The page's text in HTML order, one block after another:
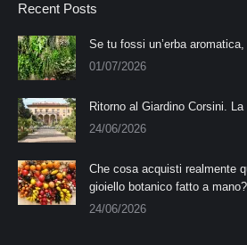
Recent Posts
Se tu fossi un’erba
01/07/2026
Ritorno al Giardino Corsini.
24/06/2026
Che cosa acquisti realmente
gioiello botanico fatto a mano?
24/06/2026